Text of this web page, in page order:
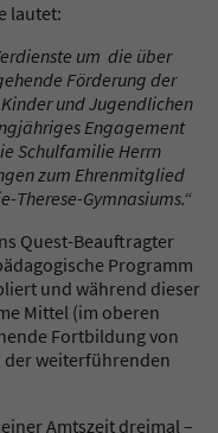
lautet:
um die über
Förderung der
und Jugendlichen
Engagement
Schulfamilie Herrn
zum Ehrenmitglied
Therese-Gymnasiums.“
Quest-Beauftragter
Programm
und während dieser
Mittel (im oberen
Fortbildung von
der weiterführenden
Amtszeit dreimal –